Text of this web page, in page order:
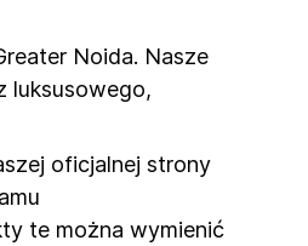
Noida. Nasze
luksusowego,
oficjalnej strony
te można wymienić